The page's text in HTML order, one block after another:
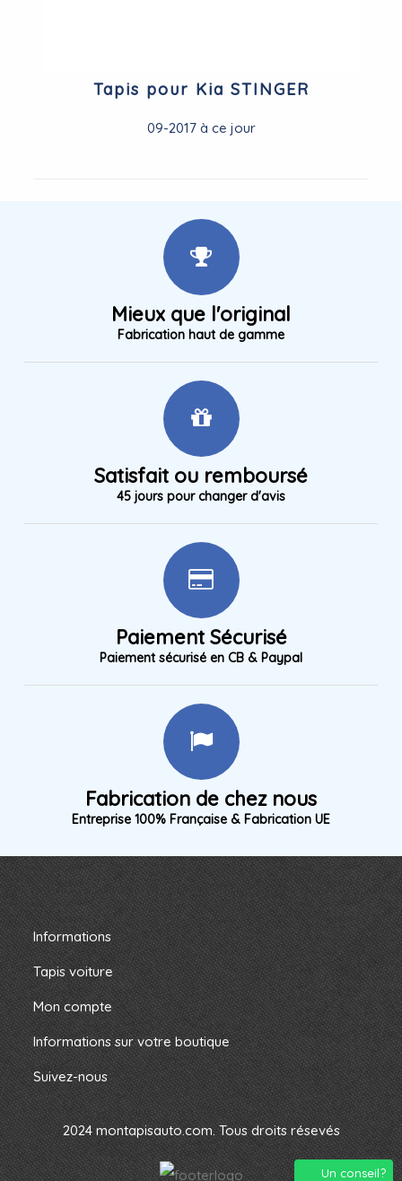
Tapis pour Kia STINGER
09-2017 à ce jour
Mieux que l'original
Fabrication haut de gamme
Satisfait ou remboursé
45 jours pour changer d'avis
Paiement Sécurisé
Paiement sécurisé en CB & Paypal
Fabrication de chez nous
Entreprise 100% Française & Fabrication UE
Informations
Tapis voiture
Mon compte
Informations sur votre boutique
Suivez-nous
Un conseil?
2024 montapisauto.com. Tous droits résevés